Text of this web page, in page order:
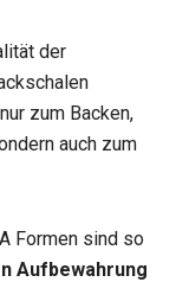
der
zum Backen,
auch zum
Formen sind so
Aufbewahrung